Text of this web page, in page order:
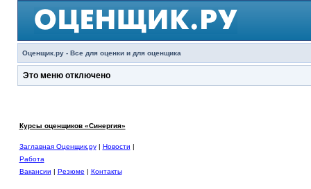
Оценщик.ру - Все для оценки и для оценщика
Это меню отключено
Курсы оценщиков «Синергия»
Заглавная Оценщик.ру| Новости |
Работа
Вакансии | Резюме | Контакты